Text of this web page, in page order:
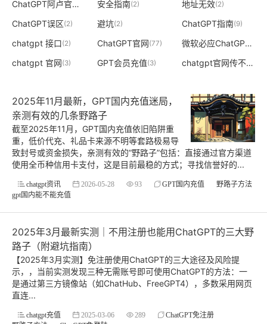
ChatGPT阿卢官网 安全指南(2) 地址无效(2)
ChatGPT误区(2) 避坑(2) ChatGPT指南(9)
chatgpt 接口(2) ChatGPT官网(77)
微软必应ChatGPT入口
chatgpt 官网(3) GPT会员充值(3) chatgpt官网传不出来
2025年11月最新，GPT国内充值迷局，
亲测有效的几条野路子
截至2025年11月，GPT国内充值依旧陷阱重
重，低价代充、礼品卡来源不明等套路极易导
致封号或资金损失，亲测有效的“野路子”包括：直接通过官方渠道
使用全币种信用卡支付，这是目前最稳的方式；寻找信誉好的...
chatgpt资讯 2026-05-28 93 GPT国内充值
野路子方法
gpt国内能不能充值
2025年3月最新实测｜不用注册也能用ChatGPT的三大野
路子（附避坑指南）
【2025年3月实测】免注册使用ChatGPT的三大途径及风险提
示，，当前实测发现三种无需账号即可使用ChatGPT的方法：一
是通过第三方镜像站（如ChatHub、FreeGPT4），多数采用网页
直连...
chatgpt充值 2025-03-06 289
ChatGPT免注册